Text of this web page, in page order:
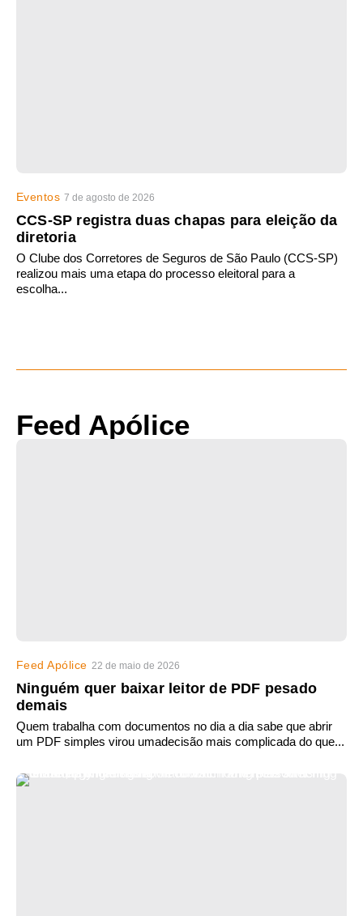
Eventos 7 de agosto de 2026
CCS-SP registra duas chapas para eleição da
diretoria
O Clube dos Corretores de Seguros de São Paulo (CCS-SP)
realizou mais uma etapa do processo eleitoral para a
escolha...
Feed Apólice
Feed Apólice 22 de maio de 2026
Ninguém quer baixar leitor de PDF pesado
demais
Quem trabalha com documentos no dia a dia sabe que abrir
um PDF simples virou umadecisão mais complicada do que...